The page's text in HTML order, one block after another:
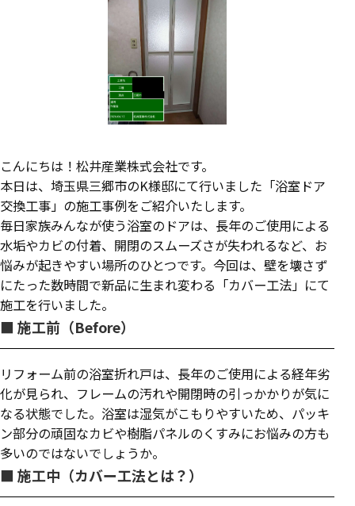
こんにちは！松井産業株式会社です。
本日は、埼玉県三郷市のK様邸にて行いました「浴室ドア
交換工事」の施工事例をご紹介いたします。
毎日家族みんなが使う浴室のドアは、長年のご使用による
水垢やカビの付着、開閉のスムーズさが失われるなど、お
悩みが起きやすい場所のひとつです。今回は、壁を壊さず
にたった数時間で新品に生まれ変わる「カバー工法」にて
施工を行いました。
■ 施工前（Before）
リフォーム前の浴室折れ戸は、長年のご使用による経年劣
化が見られ、フレームの汚れや開閉時の引っかかりが気に
なる状態でした。浴室は湿気がこもりやすいため、パッキ
ン部分の頑固なカビや樹脂パネルのくすみにお悩みの方も
多いのではないでしょうか。
■ 施工中（カバー工法とは？）